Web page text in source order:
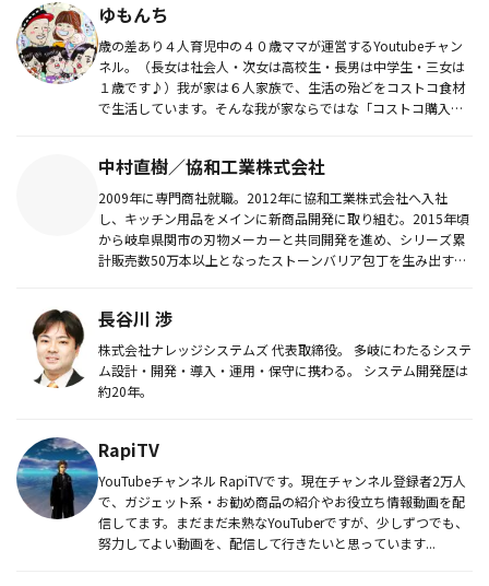
ゆもんち
歳の差あり４人育児中の４０歳ママが運営するYoutubeチャン
ネル。（長女は社会人・次女は高校生・長男は中学生・三女は
１歳です♪）我が家は６人家族で、生活の殆どをコストコ食材
で生活しています。そんな我が家ならではな「コストコ購入品
中村直樹／協和工業株式会社
2009年に専門商社就職。2012年に協和工業株式会社へ入社
し、キッチン用品をメインに新商品開発に取り組む。2015年頃
から岐阜県関市の刃物メーカーと共同開発を進め、シリーズ累
計販売数50万本以上となったストーンバリア包丁を生み出す。
長谷川 渉
株式会社ナレッジシステムズ 代表取締役。 多岐にわたるシステ
ム設計・開発・導入・運用・保守に携わる。 システム開発歴は
約20年。
RapiTV
YouTubeチャンネル RapiTVです。現在チャンネル登録者2万人
で、ガジェット系・お勧め商品の紹介やお役立ち情報動画を配
信してます。まだまだ未熟なYouTuberですが、少しずつでも、
努力してよい動画を、配信して行きたいと思っています...